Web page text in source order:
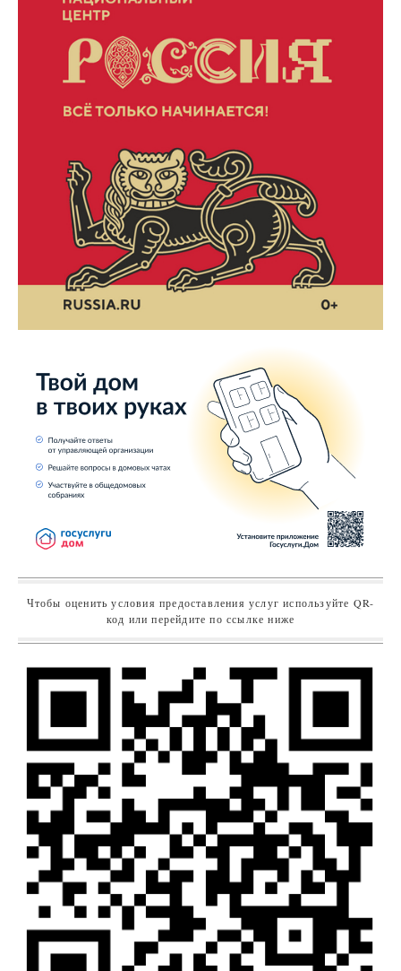
Чтобы оценить условия предоставления услуг используйте QR-
код или перейдите по ссылке ниже